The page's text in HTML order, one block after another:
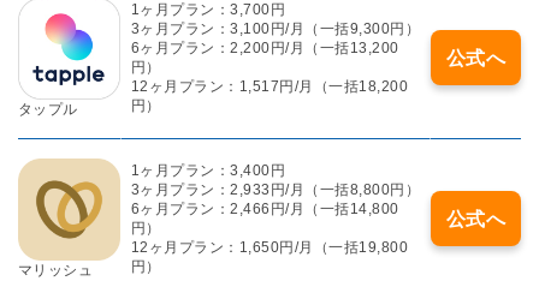
タップル
1ヶ月プラン：3,700円
3ヶ月プラン：3,100円/月（一括9,300円）
6ヶ月プラン：2,200円/月（一括13,200
円）
12ヶ月プラン：1,517円/月（一括18,200
円）
公式へ
マリッシュ
1ヶ月プラン：3,400円
3ヶ月プラン：2,933円/月（一括8,800円）
6ヶ月プラン：2,466円/月（一括14,800
円）
12ヶ月プラン：1,650円/月（一括19,800
円）
公式へ